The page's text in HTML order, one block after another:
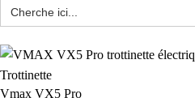
Trottinette
Vmax VX5 Pro